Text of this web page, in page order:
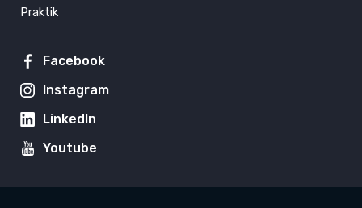
Praktik
Facebook
Instagram
LinkedIn
Youtube